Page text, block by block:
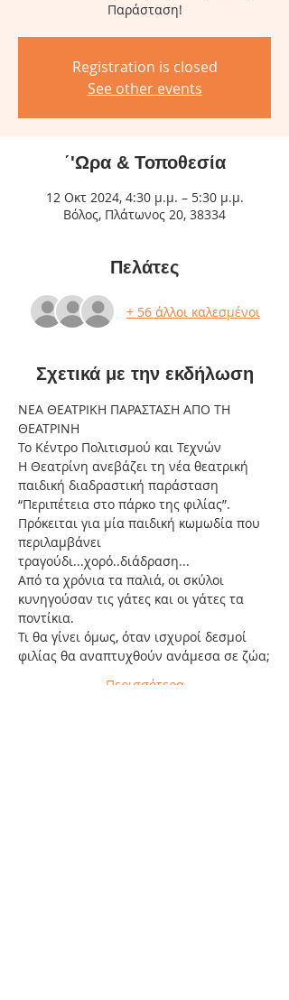
Παράσταση!
Registration is closed
See other events
΄'Ωρα & Τοποθεσία
12 Οκτ 2024, 4:30 μ.μ. – 5:30 μ.μ.
Βόλος, Πλάτωνος 20, 38334
Πελάτες
+ 56 άλλοι καλεσμένοι
Σχετικά με την εκδήλωση
ΝΕΑ ΘΕΑΤΡΙΚΗ ΠΑΡΑΣΤΑΣΗ ΑΠΟ ΤΗ
ΘΕΑΤΡΙΝΗ
Το Κέντρο Πολιτισμού και Τεχνών
Η Θεατρίνη ανεβάζει τη νέα θεατρική
παιδική διαδραστική παράσταση
“Περιπέτεια στο πάρκο της φιλίας”.
Πρόκειται για μία παιδική κωμωδία που
περιλαμβάνει
τραγούδι...χορό..διάδραση...
Από τα χρόνια τα παλιά, οι σκύλοι
κυνηγούσαν τις γάτες και οι γάτες τα
ποντίκια.
Τι θα γίνει όμως, όταν ισχυροί δεσμοί
φιλίας θα αναπτυχθούν ανάμεσα σε ζώα;
Περισσότερα